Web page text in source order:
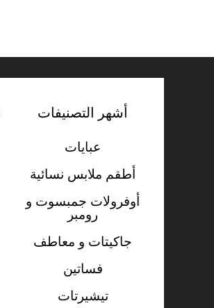
أشهر التصنيفات
عبايات
أطقم ملابس نسائية
أوفرولات جمبسوت و
رومبر
جاكيتات و معاطف
فساتين
تيشيرتات